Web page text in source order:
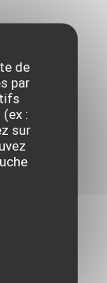
de
par
:
sur